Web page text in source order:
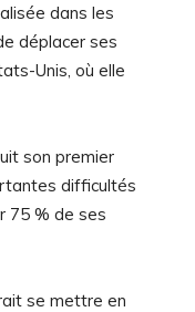
dans les
déplacer ses
Unis, où elle
son premier
difficultés
75 % de ses
se mettre en